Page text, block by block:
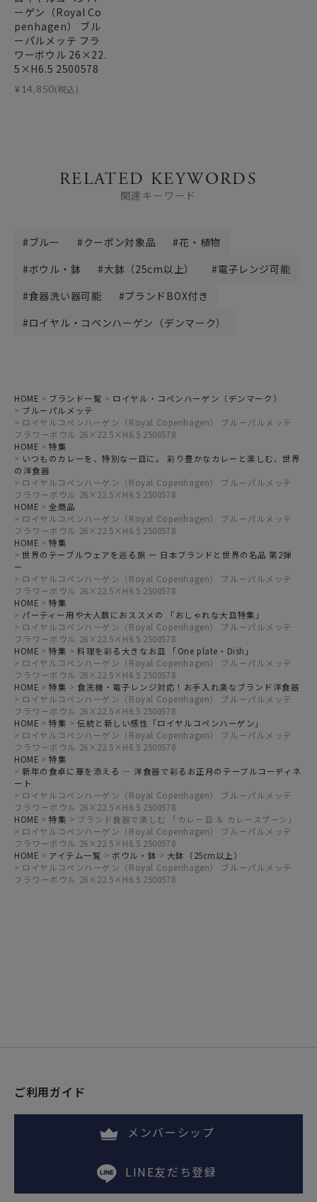
ーゲン（Royal Co
penhagen） ブル
ーパルメッテ フラ
ワーボウル 26×22.
5×H6.5 2500578
¥14,850(税込)
RELATED KEYWORDS
関連キーワード
ブルー クーポン対象品
花・植物
ボウル・鉢
大鉢（25cm以上）
電子レンジ可能
食器洗い器可能
ブランドBOX付き
ロイヤル・コペンハーゲン（デンマーク）
HOME ブランド一覧
ロイヤル・コペンハーゲン（デンマーク）
ブルーパルメッテ
ロイヤルコペンハーゲン（Royal Copenhagen） ブルーパルメッテ
フラワーボウル 26×22.5×H6.5 2500578
HOME
特集
いつものカレーを、特別な一皿に。 彩り豊かなカレーと楽しむ、世界
の洋食器
ロイヤルコペンハーゲン（Royal Copenhagen） ブルーパルメッテ
フラワーボウル 26×22.5×H6.5 2500578
HOME
全商品
ロイヤルコペンハーゲン（Royal Copenhagen） ブルーパルメッテ
フラワーボウル 26×22.5×H6.5 2500578
HOME
特集
世界のテーブルウェアを巡る旅 ー 日本ブランドと世界の名品 第2弾
ー
ロイヤルコペンハーゲン（Royal Copenhagen） ブルーパルメッテ
フラワーボウル 26×22.5×H6.5 2500578
HOME
特集
パーティー用や大人数におススメの 「おしゃれな大皿特集」
ロイヤルコペンハーゲン（Royal Copenhagen） ブルーパルメッテ
フラワーボウル 26×22.5×H6.5 2500578
HOME
特集
料理を彩る大きなお皿 「One plate・Dish」
ロイヤルコペンハーゲン（Royal Copenhagen） ブルーパルメッテ
フラワーボウル 26×22.5×H6.5 2500578
HOME
特集
食洗機・電子レンジ対応！お手入れ楽なブランド洋食器
ロイヤルコペンハーゲン（Royal Copenhagen） ブルーパルメッテ
フラワーボウル 26×22.5×H6.5 2500578
HOME
特集
伝統と新しい感性「ロイヤルコペンハーゲン」
ロイヤルコペンハーゲン（Royal Copenhagen） ブルーパルメッテ
フラワーボウル 26×22.5×H6.5 2500578
HOME
特集
新年の食卓に華を添える ― 洋食器で彩るお正月のテーブルコーディネ
ート
ロイヤルコペンハーゲン（Royal Copenhagen） ブルーパルメッテ
フラワーボウル 26×22.5×H6.5 2500578
HOME
特集
ブランド食器で楽しむ 「カレー皿 ＆ カレースプーン」
ロイヤルコペンハーゲン（Royal Copenhagen） ブルーパルメッテ
フラワーボウル 26×22.5×H6.5 2500578
HOME
アイテム一覧 ボウル・鉢
大鉢（25cm以上）
ロイヤルコペンハーゲン（Royal Copenhagen） ブルーパルメッテ
フラワーボウル 26×22.5×H6.5 2500578
ご利用ガイド
メンバーシップ
LINE友だち登録